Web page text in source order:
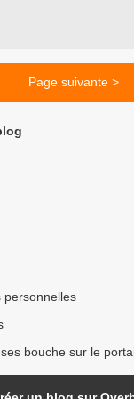
Page suivante >
personnelles
bouche sur le